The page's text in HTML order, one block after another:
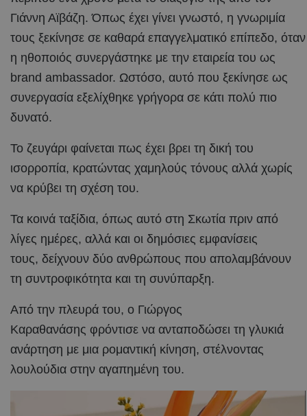
Γιάννη Αϊβάζη. Όπως έχει γίνει γνωστό, η γνωριμία
τους ξεκίνησε σε καθαρά επαγγελματικό επίπεδο, όταν
η ηθοποιός συνεργάστηκε με την εταιρεία του ως
brand ambassador. Ωστόσο, αυτό που ξεκίνησε ως
συνεργασία εξελίχθηκε γρήγορα σε κάτι πολύ πιο
δυνατό.
Το ζευγάρι φαίνεται πως έχει βρει τη δική του
ισορροπία, κρατώντας χαμηλούς τόνους αλλά χωρίς
να κρύβει τη σχέση του.
Τα κοινά ταξίδια, όπως αυτό στη Σκωτία πριν από
λίγες ημέρες, αλλά και οι δημόσιες εμφανίσεις
τους, δείχνουν δύο ανθρώπους που απολαμβάνουν
τη συντροφικότητα και τη συνύπαρξη.
Από την πλευρά του, ο Γιώργος
Καραθανάσης φρόντισε να ανταποδώσει τη γλυκιά
ανάρτηση με μια ρομαντική κίνηση, στέλνοντας
λουλούδια στην αγαπημένη του.